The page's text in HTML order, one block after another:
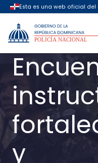
y